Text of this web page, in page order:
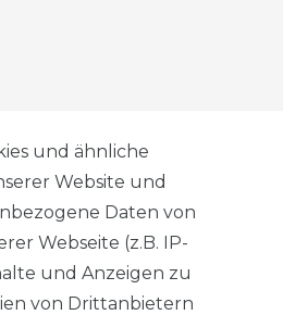
AGB
und ähnliche
Website und
Daten von
Webseite (z.B. IP-
und Anzeigen zu
von Drittanbietern